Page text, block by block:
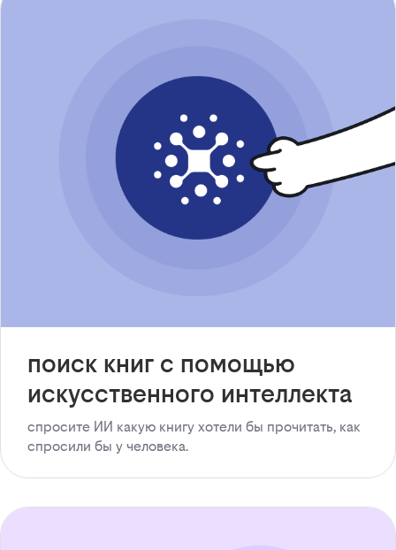
поиск книг с помощью
искусственного интеллекта
спросите ИИ какую книгу хотели бы прочитать, как
спросили бы у человека.